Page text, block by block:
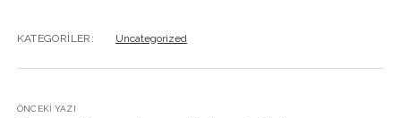
KATEGORILER: Uncategorized
ÖNCEKI YAZI